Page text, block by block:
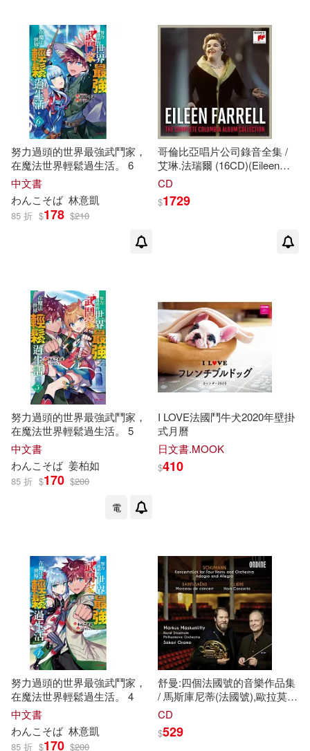
梁若瑜(1) 梅榮政，陳留根(1)
楊玉柱(1)
楚皇(1)
毒島刀也(1) 沈天月(1)
沐濤 杜英 編著(1) 沙棠(1)
海雲繼夢(1)
澤伊娜・柯林克-霍普(1)
澤伊娜・柯林克—霍普(1)
灌木文化(1)
王君孺(1) 王士文(1)
王澤(1)
王稚鈞(1) 王立志(1)
王進喜(1) 理査．波斯納(1)
琚北(1) 瑪吉特．奧爾(1)
田珂(1)
江蘇科學技術出版社(1)
江西教育出版社(1)
浙江人民出版社(1)
浙江少年兒童出版社(1)
海峽文藝出版社(1)
清華大學出版社(1)
湖南少年兒童出版社(1)
湖南師範大學出版社(1)
湖南文藝出版社(1)
湖南美術出版社(1)
漢語大詞典出版社(1)
生活‧讀書‧新知三聯書店(1)
百花洲文藝出版社(1) 皇冠(1)
眾文(1) 知出版(1)
知識產權出版社(1)
努力過頭的世界最強武鬥家，
在魔法世界輕鬆過生活。 6
中文書
わんこそば 林意凱
85 折 $178 $210
哥倫比亞唱片公司錄音全集 /
艾琳.法瑞爾 (16CD)(Eileen
Farrell - The Complete
Eileen Farrell (16CD))
CD
$1729
努力過頭的世界最強武鬥家，
在魔法世界輕鬆過生活。 5
中文書
わんこそば 姜柏如
85 折 $170 $200
電
I LOVE法國鬥牛犬2020年壁掛
式月曆
日文書.MOOK
$410
努力過頭的世界最強武鬥家，
在魔法世界輕鬆過生活。 4
中文書
わんこそば 林意凱
85 折 $170 $200
舒曼:四個法國號的音樂作品集
/ 馬斯庫尼蒂(法國號),歐拉莫
(指揮)斯德哥爾摩皇家愛樂管
Konzertstuck for four horns /
CD
$529